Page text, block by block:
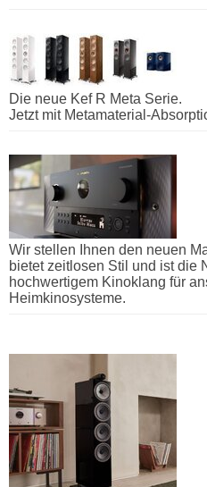
Die neue Kef R Meta Serie.
Jetzt mit Metamaterial-
Wir stellen Ihnen den neuen
bietet zeitlosen Stil und ist die
hochwertigem Kinoklang für
Heimkinosysteme.